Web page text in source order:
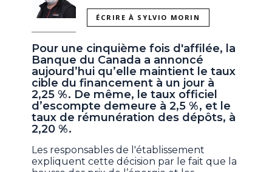
ÉCRIRE À SYLVIO MORIN
Pour une cinquième fois d'affilée, la
Banque du Canada a annoncé
aujourd’hui qu’elle maintient le taux
cible du financement à un jour à
2,25 %. De même, le taux officiel
d’escompte demeure à 2,5 %, et le
taux de rémunération des dépôts, à
2,20 %.
Les responsables de l'établissement
expliquent cette décision par le fait que la